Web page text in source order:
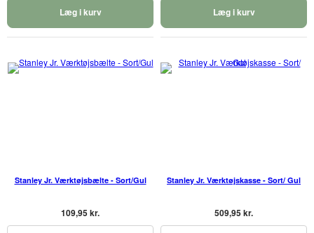
Læg i kurv Læg i kurv
Stanley Jr. Værktøjsbælte - Sort/Gul
109,95 kr.
Stanley Jr. Værktøjskasse - Sort/ Gul
509,95 kr.